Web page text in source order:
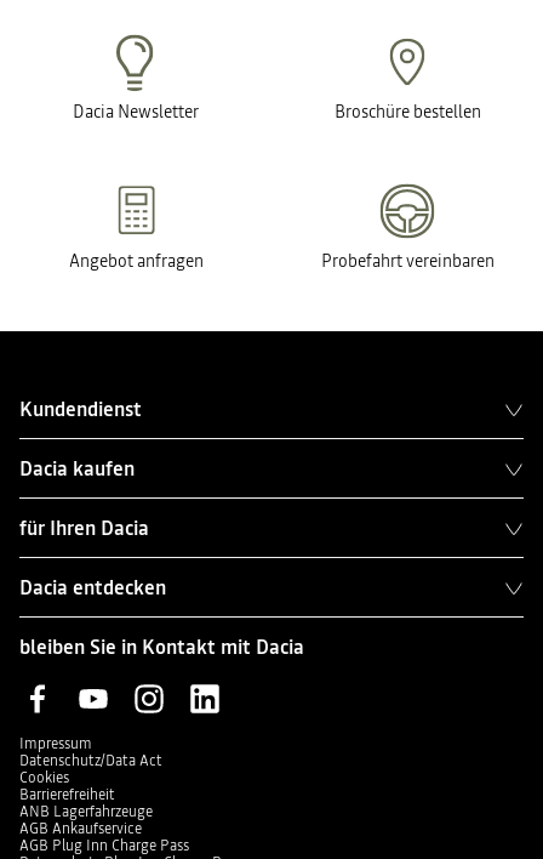
Dacia Newsletter Broschüre bestellen
Angebot anfragen Probefahrt vereinbaren
Kundendienst
Dacia kaufen
für Ihren Dacia
Dacia entdecken
bleiben Sie in Kontakt mit Dacia
Impressum
Datenschutz/Data Act
Cookies
Barrierefreiheit
ANB Lagerfahrzeuge
AGB Ankaufservice
AGB Plug Inn Charge Pass